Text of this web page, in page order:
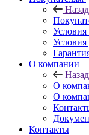
Назад
Условия
О компании
Назад
О
О
Контакты